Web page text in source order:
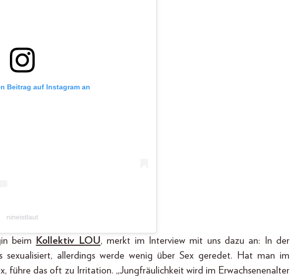
Beitrag auf Instagram an
nineistlaut
beim Kollektiv LOU, merkt im Interview mit uns dazu an: In der
sexualisiert, allerdings werde wenig über Sex geredet. Hat man im
führe das oft zu Irritation. „Jungfräulichkeit wird im Erwachsenenalter